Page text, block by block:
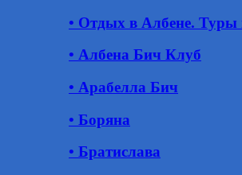
• Отдых в Албене. Туры
• Албена Бич Клуб
• Арабелла Бич
• Боряна
• Братислава